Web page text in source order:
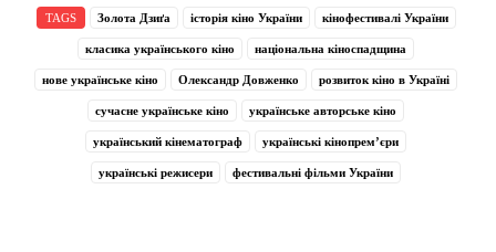
TAGS Золота Дзиґа історія кіно України кінофестивалі України
класика українського кіно національна кіноспадщина
нове українське кіно Олександр Довженко розвиток кіно в Україні
сучасне українське кіно українське авторське кіно
український кінематограф українські кінопрем’єри
українські режисери фестивальні фільми України